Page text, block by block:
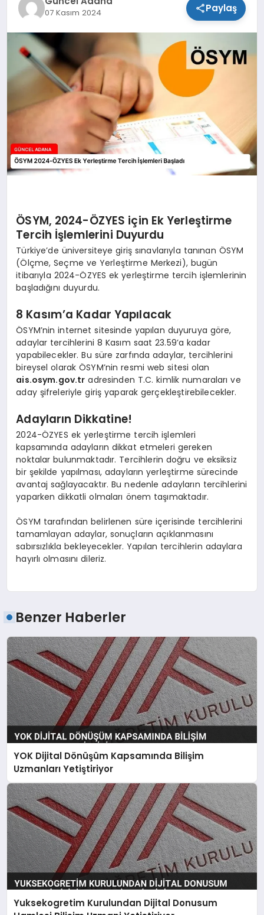
07 Kasım 2024 Paylaş
ÖSYM, 2024-ÖZYES için Ek Yerleştirme
Tercih İşlemlerini Duyurdu
Türkiye’de üniversiteye giriş sınavlarıyla tanınan ÖSYM
(Ölçme, Seçme ve Yerleştirme Merkezi), bugün
itibarıyla 2024-ÖZYES ek yerleştirme tercih işlemlerinin
başladığını duyurdu.
8 Kasım’a Kadar Yapılacak
ÖSYM’nin internet sitesinde yapılan duyuruya göre,
adaylar tercihlerini 8 Kasım saat 23.59’a kadar
yapabilecekler. Bu süre zarfında adaylar, tercihlerini
bireysel olarak ÖSYM’nin resmi web sitesi olan
ais.osym.gov.tr adresinden T.C. kimlik numaraları ve
aday şifreleriyle giriş yaparak gerçekleştirebilecekler.
Adayların Dikkatine!
2024-ÖZYES ek yerleştirme tercih işlemleri
kapsamında adayların dikkat etmeleri gereken
noktalar bulunmaktadır. Tercihlerin doğru ve eksiksiz
bir şekilde yapılması, adayların yerleştirme sürecinde
avantaj sağlayacaktır. Bu nedenle adayların tercihlerini
yaparken dikkatli olmaları önem taşımaktadır.
ÖSYM tarafından belirlenen süre içerisinde tercihlerini
tamamlayan adaylar, sonuçların açıklanmasını
sabırsızlıkla bekleyecekler. Yapılan tercihlerin adaylara
hayırlı olmasını dileriz.
Benzer Haberler
YOK Dijital Dönüşüm Kapsamında Bilişim
Uzmanları Yetiştiriyor
Yuksekogretim Kurulundan Dijital Donusum